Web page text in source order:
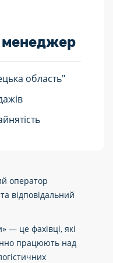
менеджер
область"
оператор
відповідальний
— це фахівці, які
працюють над